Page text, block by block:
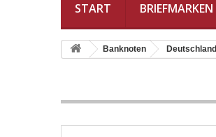
START BRIEFMARKEN
Banknoten Deutschland